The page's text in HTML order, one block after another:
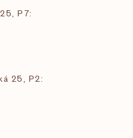
P7:
25, P2: